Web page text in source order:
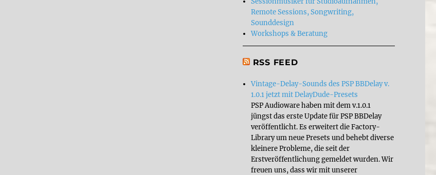
Remote Sessions, Songwriting,
Sounddesign
Workshops & Beratung
RSS FEED
Vintage-Delay-Sounds des PSP BBDelay v.
1.0.1 jetzt mit DelayDude-Presets
PSP Audioware haben mit dem v.1.0.1
jüngst das erste Update für PSP BBDelay
veröffentlicht. Es erweitert die Factory-
Library um neue Presets und behebt diverse
kleinere Probleme, die seit der
Erstveröffentlichung gemeldet wurden. Wir
freuen uns, dass wir mit unserer